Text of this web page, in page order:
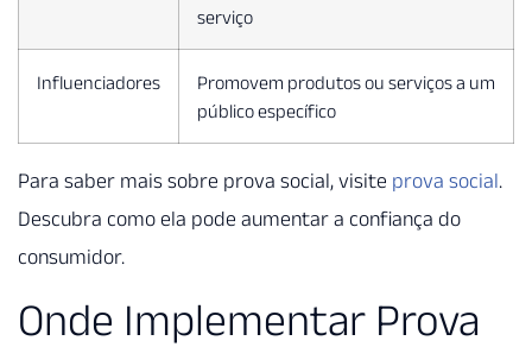
serviço
Influenciadores
Promovem produtos ou serviços a um
público específico
Para saber mais sobre prova social, visite prova social.
Descubra como ela pode aumentar a confiança do
consumidor.
Onde Implementar Prova